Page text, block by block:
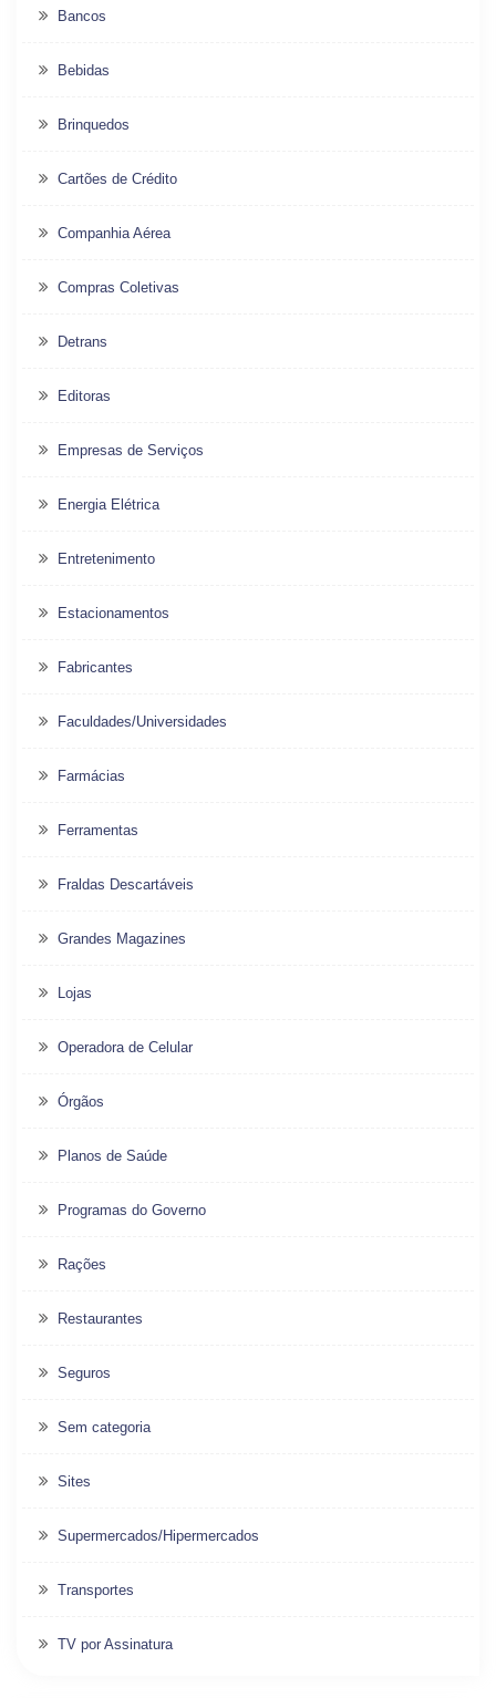
Bancos
Bebidas
Brinquedos
Cartões de Crédito
Companhia Aérea
Compras Coletivas
Detrans
Editoras
Empresas de Serviços
Energia Elétrica
Entretenimento
Estacionamentos
Fabricantes
Faculdades/Universidades
Farmácias
Ferramentas
Fraldas Descartáveis
Grandes Magazines
Lojas
Operadora de Celular
Órgãos
Planos de Saúde
Programas do Governo
Rações
Restaurantes
Seguros
Sem categoria
Sites
Supermercados/Hipermercados
Transportes
TV por Assinatura